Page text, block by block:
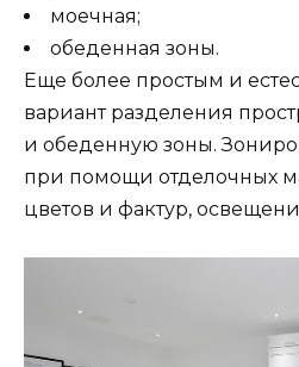
моечная;
обеденная зоны.
Еще более простым и
вариант разделения
и обеденную зоны.
при помощи отделочных
цветов и фактур,